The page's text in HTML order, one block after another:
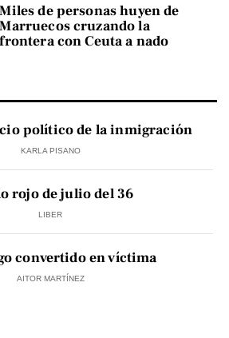
Miles de personas huyen de
Marruecos cruzando la
frontera con Ceuta a nado
político de la inmigración
KARLA PISANO
rojo de julio del 36
LIBER
convertido en víctima
AITOR MARTÍNEZ